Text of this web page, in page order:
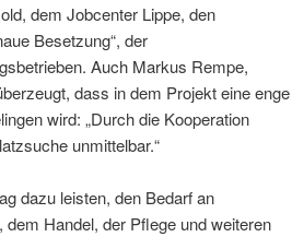
dem Jobcenter Lippe, den
Besetzung“, der
Auch Markus Rempe,
dass in dem Projekt eine enge
wird: „Durch die Kooperation
unmittelbar.“
dazu leisten, den Bedarf an
Handel, der Pflege und weiteren